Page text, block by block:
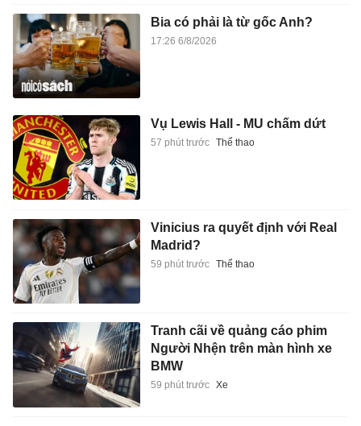
Bia có phải là từ gốc Anh?
17:26 6/8/2026
Vụ Lewis Hall - MU chấm dứt
57 phút trước Thể thao
Vinicius ra quyết định với Real
Madrid?
59 phút trước Thể thao
Tranh cãi về quảng cáo phim
Người Nhện trên màn hình xe
BMW
59 phút trước Xe